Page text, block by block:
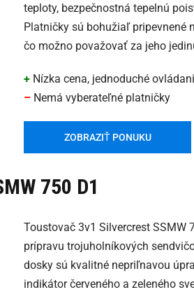
teploty, bezpečnostná tepelnú
Platničky sú bohužiaľ pripevnené
čo možno považovať za jeho
+ Nízka cena, jednoduché
– Nemá vyberateľné platničky
ZOBRAZIŤ PONUKU
750 D1
Toustovač 3v1 Silvercrest SSMW
prípravu trojuholníkových
dosky sú kvalitné nepriľnavou
indikátor červeného a zeleného